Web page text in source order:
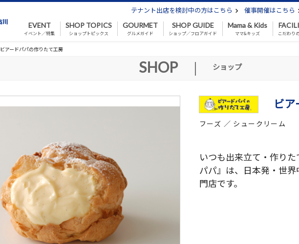
テナント出店を検討中の方はこちら 催事開催はこちら
EVENT
イベント／特集
SHOP TOPICS
ショップトピックス
GOURMET
グルメガイド
SHOP GUIDE
ショップ／フロアガイド
Mama & Kids
ママ&キッズ こだわり
ビアードパパの作りたて工房
SHOP | ショップ
ビ
フーズ ／ シュークリーム
いつも出来立て・作り
パパ』は、日本発・世
門店です。